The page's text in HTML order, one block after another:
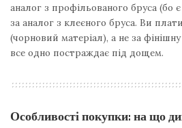
аналог з профільованого бруса (бо
за аналог з клеєного бруса. Ви
(чорновий матеріал), а не за
все одно постраждає під дощем.
Особливості покупки: на що